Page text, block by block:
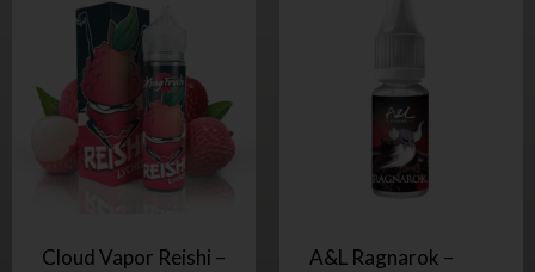
Cloud Vapor Reishi –
A&L Ragnarok –